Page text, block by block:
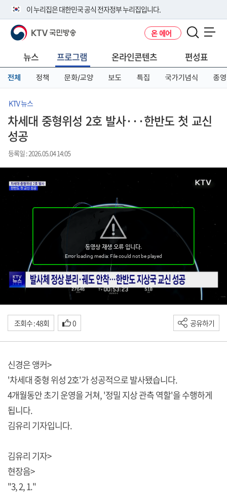
이 누리집은 대한민국 공식 전자정부 누리집입니다.
공식 누리집 주소 확인하기
니다.
이밖에 or.kr 또는 .kr등 다른 도메인 주소를 사용하고 있다면 아래 URL에
서 도메인 주소를 확인해 보세요
KTV 국민방송 온 에어
뉴스 프로그램 온라인콘텐츠 편성표
전체 정책 문화/교양 보도 특집 국가기념식 종영
KTV 뉴스
차세대 중형위성 2호 발사···한반도 첫 교신
성공
등록일 : 2026.05.04 14:05
조회수 : 48회 0 공유하기
신경은 앵커>
'차세대 중형 위성 2호'가 성공적으로 발사됐습니다.
4개월동안 초기 운영을 거쳐, '정밀 지상 관측 역할'을 수행하게
됩니다.
김유리 기자입니다.
김유리 기자>
현장음>
"3, 2, 1."